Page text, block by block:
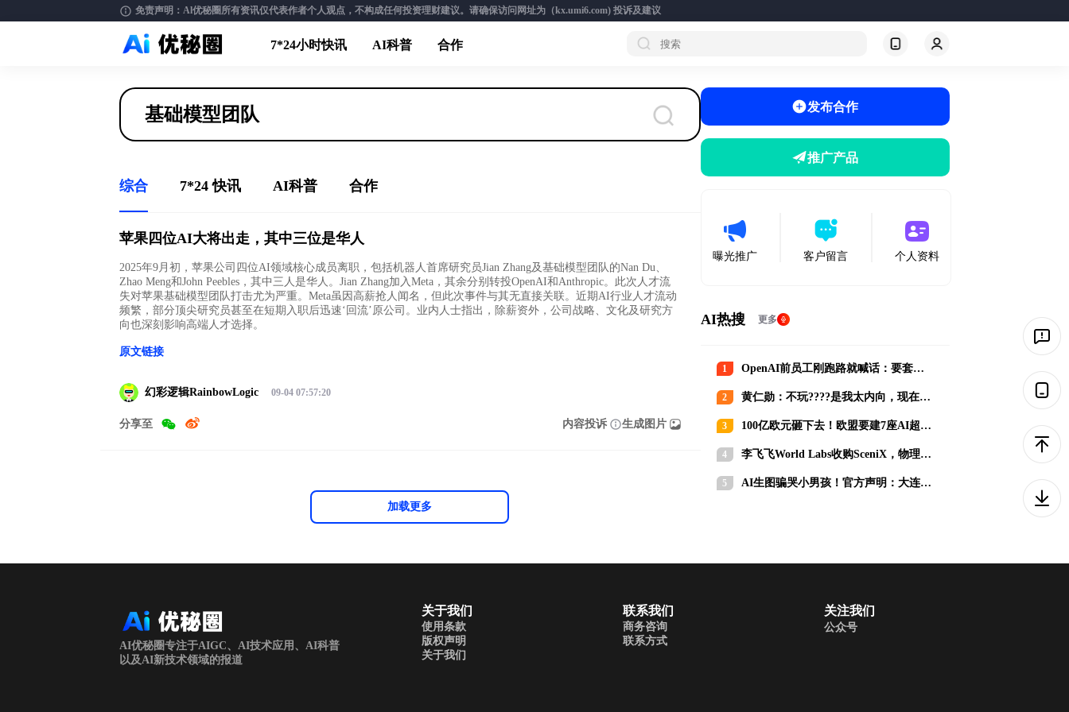
免责声明：Al优秘圈所有资讯仅代表作者个人观点，不构成任何投资理财建议。请确保访问网址为（kx.umi6.com) 投诉及建议
7*24小时快讯 AI科普 合作
综合 7*24 快讯 AI科普 合作
苹果四位AI大将出走，其中三位是华人
2025年9月初，苹果公司四位AI领域核心成员离职，包括机器人首席研究员Jian Zhang及基础模型团队的Nan Du、
Zhao Meng和John Peebles，其中三人是华人。Jian Zhang加入Meta，其余分别转投OpenAI和Anthropic。此次人才流
失对苹果基础模型团队打击尤为严重。Meta虽因高薪抢人闻名，但此次事件与其无直接关联。近期AI行业人才流动
频繁，部分顶尖研究员甚至在短期入职后迅速‘回流’原公司。业内人士指出，除薪资外，公司战略、文化及研究方
向也深刻影响高端人才选择。
原文链接
幻彩逻辑RainbowLogic 09-04 07:57:20
分享至 内容投诉 生成图片
加载更多
发布合作
推广产品
曝光推广 客户留言 个人资料
AI热搜 更多
1
OpenAI前员工刚跑路就喊话：要套现
2
黄仁勋：不玩????是我太内向，现在为
3
100亿欧元砸下去！欧盟要建7座AI超级
4
李飞飞World Labs收购SceniX，物理AI
5
AI生图骗哭小男孩！官方声明：大连海
AI优秘圈专注于AIGC、AI技术应用、AI科普
以及AI新技术领域的报道
关于我们
使用条款
版权声明
关于我们
联系我们
商务咨询
联系方式
关注我们
公众号